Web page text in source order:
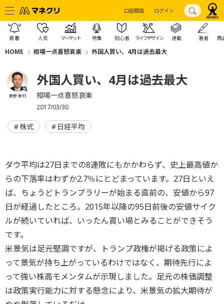
口座開設 ログイン
新着 人気 マーケット 特集 初心者 ライフデザイン 連載 著者 商
HOME 相場一点喜怒哀楽 外国人買い、4月は過去最大
東野 幸利
外国人買い、4月は過去最大
相場一点喜怒哀楽
2017/03/30
株式 日経平均
ダウ平均は27日までの8連敗にもかかわらず、史上最高値か
らの下落率はわずか2.7％にとどまっています。27日といえ
ば、ちょうどトランプラリーが始まる直前の、安値から97
日が経過したところ。2015年以降の95日前後の安値サイク
ルが続いていれば、いったん買い場とみることができそう
です。
米景気は足元堅調ですが、トランプ政権が掲げる政策によ
って景気が持ち上がっているわけではなく、期待先行によ
って強い株高モメンタムが示現しました。足元の株価調整
は政策実行能力に対する懸念により、米景気の拡大期待が